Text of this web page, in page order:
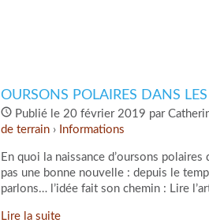
OURSONS POLAIRES DANS
Publié le 20 février 2019 par
de terrain › Informations
En quoi la naissance d’oursons polaires
pas une bonne nouvelle : depuis le
parlons… l’idée fait son chemin : Lire
Lire la suite